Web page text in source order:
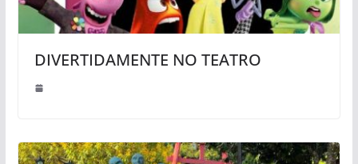
DIVERTIDAMENTE NO TEATRO